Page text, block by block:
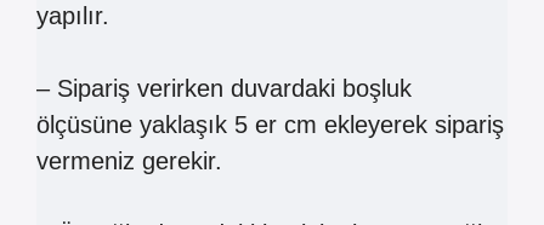
yapılır.
– Sipariş verirken duvardaki boşluk
ölçüsüne yaklaşık 5 er cm ekleyerek sipariş
vermeniz gerekir.